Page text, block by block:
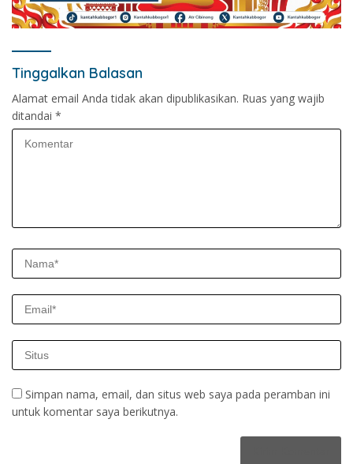
Tinggalkan Balasan
Alamat email Anda tidak akan dipublikasikan. Ruas yang wajib
ditandai *
Simpan nama, email, dan situs web saya pada peramban ini
untuk komentar saya berikutnya.